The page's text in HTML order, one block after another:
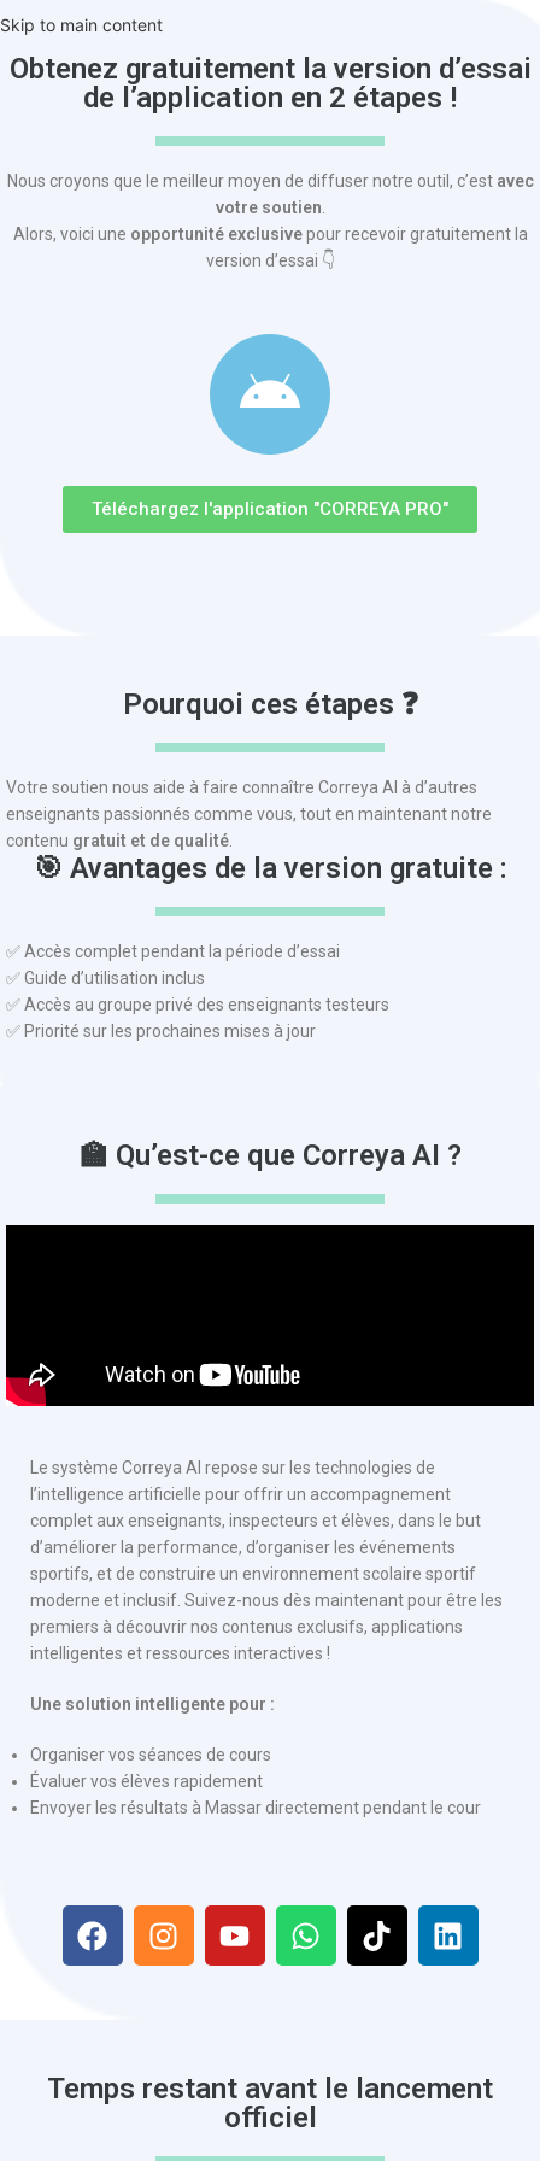
Skip to main content
Obtenez gratuitement la version d’essai
de l’application en 2 étapes !
Nous croyons que le meilleur moyen de diffuser notre outil, c’est avec
votre soutien
Alors, voici une opportunité exclusivepour recevoir gratuitement la
version d’essai 👇
Téléchargez l'application "CORREYA PRO"
Pourquoi ces étapes ❓
Votre soutien nous aide à faire connaître Correya AI à d’autres
enseignants passionnés comme vous, tout en maintenant notre
contenu gratuit et de qualité
🎯 Avantages de la version gratuite :
✅ Accès complet pendant la période d’essai
✅ Guide d’utilisation inclus
✅ Accès au groupe privé des enseignants testeurs
✅ Priorité sur les prochaines mises à jour
🏫 Qu’est-ce que Correya AI ?
Le système Correya AI repose sur les technologies de
l’intelligence artificielle pour offrir un accompagnement
complet aux enseignants, inspecteurs et élèves, dans le but
d’améliorer la performance, d’organiser les événements
sportifs, et de construire un environnement scolaire sportif
moderne et inclusif. Suivez-nous dès maintenant pour être les
premiers à découvrir nos contenus exclusifs, applications
intelligentes et ressources interactives !
Une solution intelligente pour :
Organiser vos séances de cours
Évaluer vos élèves rapidement
Envoyer les résultats à Massar directement pendant le cour
Temps restant avant le lancement
officiel